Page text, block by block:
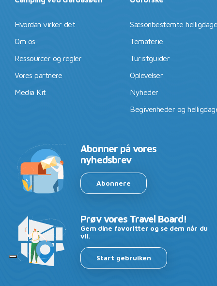
Hvordan virker det
Om os
Ressourcer og regler
Vores partnere
Media Kit
Sæsonbestemte
Temaferie
Turistguider
Oplevelser
Nyheder
Begivenheder og
Abonner på vores
nyhedsbrev
Abonnere
Prøv vores Travel Board!
Gem dine favoritter og se dem når du
vil.
Start gebruiken